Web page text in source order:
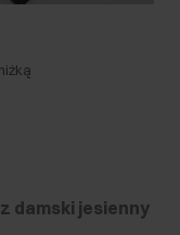
damski jesienny